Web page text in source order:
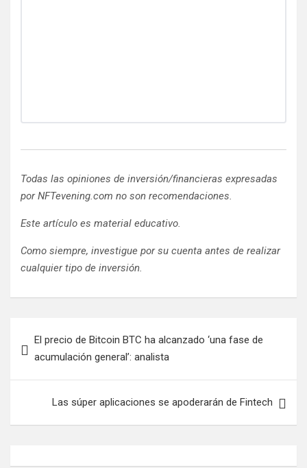
Todas las opiniones de inversión/financieras expresadas
por NFTevening.com no son recomendaciones.
Este artículo es material educativo.
Como siempre, investigue por su cuenta antes de realizar
cualquier tipo de inversión.
de El precio de Bitcoin BTC ha alcanzado ‘una fase de
acumulación general’: analista
Las súper aplicaciones se apoderarán de Fintech